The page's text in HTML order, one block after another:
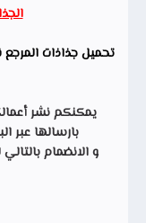
تحميل جذاذات
يمكنكم نشر
بارسالها عبر
و الانضمام